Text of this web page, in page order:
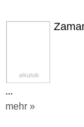
...
mehr »